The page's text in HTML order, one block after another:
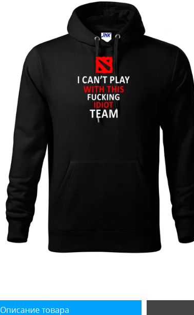
Описание товара